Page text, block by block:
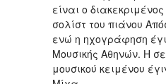
είναι ο
σολίστ του πιάνου
ενώ η ηχογράφηση
Μουσικής Αθηνών. Η
μουσικού κειμένου